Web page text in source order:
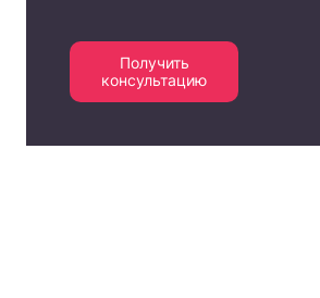
Получить
консультацию